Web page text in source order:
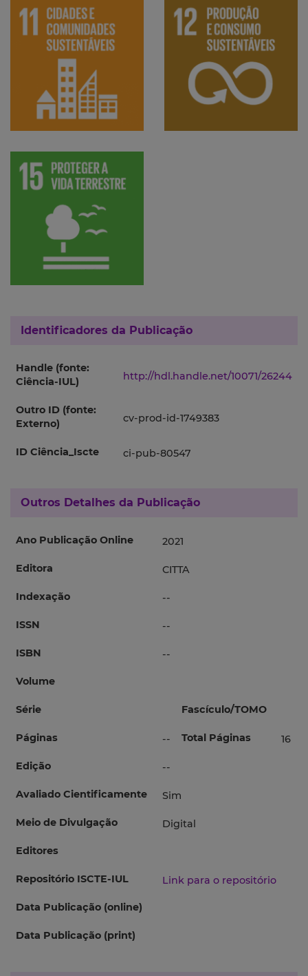
Identificadores da Publicação
Handle (fonte:
Ciência-IUL)
http://hdl.handle.net/10071/26244
Outro ID (fonte:
Externo)
cv-prod-id-1749383
ID Ciência_Iscte ci-pub-80547
Outros Detalhes da Publicação
Ano Publicação Online 2021
Editora CITTA
Indexação --
ISSN --
ISBN --
Volume
Série Fascículo/TOMO
Páginas -- Total Páginas 16
Edição --
Avaliado Cientificamente Sim
Meio de Divulgação Digital
Editores
Repositório ISCTE-IUL Link para o repositório
Data Publicação (online)
Data Publicação (print)